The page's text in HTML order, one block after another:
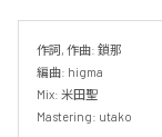
作詞, 作曲: 鎖那
編曲: higma
Mix: 米田聖
Mastering: utako